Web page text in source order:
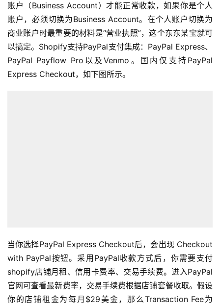
账户（Business Account）才能正常收款，如果你是个人
账户，必须切换为Business Account。在个人账户切换为
商业账户时最重要的材料是“营业执照”，这个东东某宝就可
以搞定。Shopify支持PayPal支付集成：PayPal Express、
PayPal Payflow Pro以及Venmo。国内仅支持PayPal
Express Checkout，如下图所示。
当你选择PayPal Express Checkout后，会出现 Checkout
with PayPal按钮。采用PayPal收款方式后，你需要支付
shopify店铺月租、信用卡费率、交易手续费。进入PayPal
官网可查看最新费率，交易手续费根据店铺套餐收取。假设
你的店铺租金为每月$29美金，那么Transaction Fee为